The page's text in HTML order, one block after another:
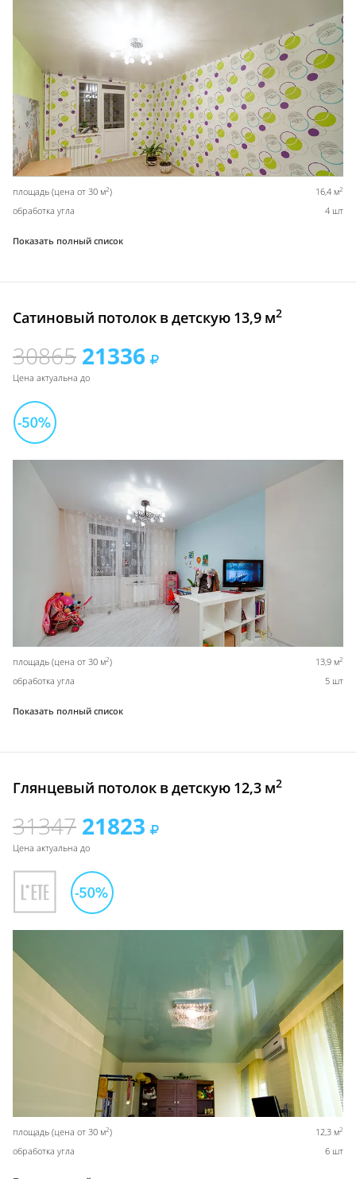
площадь (цена от 30 м2) 16,4 м2
обработка угла 4 шт
Показать полный список
Сатиновый потолок в детскую 13,9 м2
30865 21336
Цена актуальна до
площадь (цена от 30 м2) 13,9 м2
обработка угла 5 шт
Показать полный список
Глянцевый потолок в детскую 12,3 м2
31347 21823
Цена актуальна до
площадь (цена от 30 м2) 12,3 м2
обработка угла 6 шт